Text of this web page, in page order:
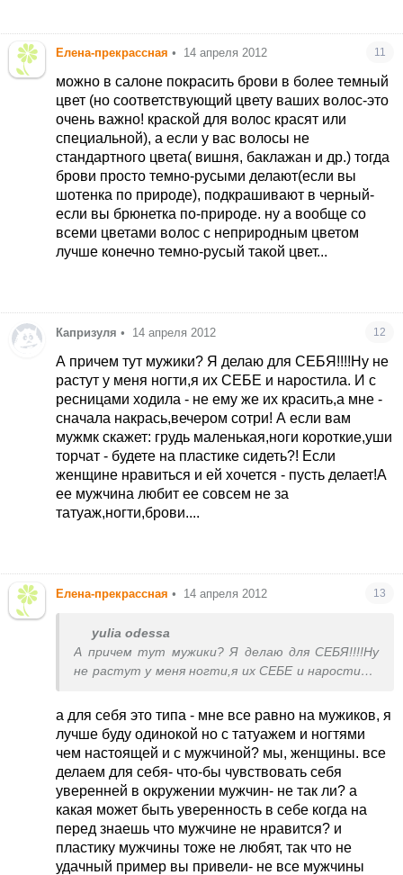
Елена-прекрассная • 14 апреля 2012 11
можно в салоне покрасить брови в более темный
цвет (но соответствующий цвету ваших волос-это
очень важно! краской для волос красят или
специальной), а если у вас волосы не
стандартного цвета( вишня, баклажан и др.) тогда
брови просто темно-русыми делают(если вы
шотенка по природе), подкрашивают в черный-
если вы брюнетка по-природе. ну а вообще со
всеми цветами волос с неприродным цветом
лучше конечно темно-русый такой цвет...
Капризуля • 14 апреля 2012 12
А причем тут мужики? Я делаю для СЕБЯ!!!!Ну не
растут у меня ногти,я их СЕБЕ и наростила. И с
ресницами ходила - не ему же их красить,а мне -
сначала накрась,вечером сотри! А если вам
мужмк скажет: грудь маленькая,ноги короткие,уши
торчат - будете на пластике сидеть?! Если
женщине нравиться и ей хочется - пусть делает!А
ее мужчина любит ее совсем не за
татуаж,ногти,брови....
Елена-прекрассная • 14 апреля 2012 13
yulia odessa
А причем тут мужики? Я делаю для СЕБЯ!!!!Ну
не растут у меня ногти,я их СЕБЕ и наростила.
мне - сначала накрась,вечером сотри! А если вам
мужмк скажет: грудь маленькая,ноги
короткие,уши торчат - будете на пластике
сидеть?! Если женщине нравиться и ей хочется
- пусть делает!А ее мужчина любит ее совсем
не за татуаж,ногти,брови....
а для себя это типа - мне все равно на мужиков, я
лучше буду одинокой но с татуажем и ногтями
чем настоящей и с мужчиной? мы, женщины. все
делаем для себя- что-бы чувствовать себя
уверенней в окружении мужчин- не так ли? а
какая может быть уверенность в себе когда на
перед знаешь что мужчине не нравится? и
пластику мужчины тоже не любят, так что не
удачный пример вы привели- не все мужчины